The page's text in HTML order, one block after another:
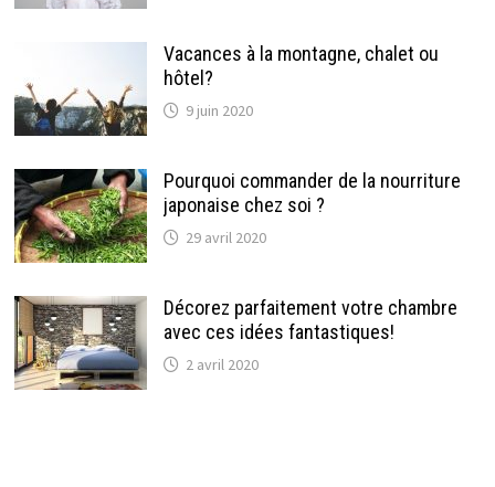
Vacances à la montagne, chalet ou
hôtel?
9 juin 2020
Pourquoi commander de la nourriture
japonaise chez soi ?
29 avril 2020
Décorez parfaitement votre chambre
avec ces idées fantastiques!
2 avril 2020